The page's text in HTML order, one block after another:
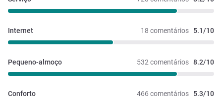
18 comentários 5.1/10
Internet
532 comentários 8.2/10
Pequeno-almoço
466 comentários 5.3/10
Conforto